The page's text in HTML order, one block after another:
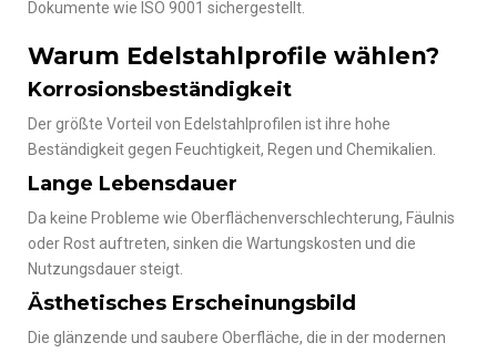
Dokumente wie ISO 9001 sichergestellt.
Warum Edelstahlprofile wählen?
Korrosionsbeständigkeit
Der größte Vorteil von Edelstahlprofilen ist ihre hohe
Beständigkeit gegen Feuchtigkeit, Regen und Chemikalien.
Lange Lebensdauer
Da keine Probleme wie Oberflächenverschlechterung, Fäulnis
oder Rost auftreten, sinken die Wartungskosten und die
Nutzungsdauer steigt.
Ästhetisches Erscheinungsbild
Die glänzende und saubere Oberfläche, die in der modernen